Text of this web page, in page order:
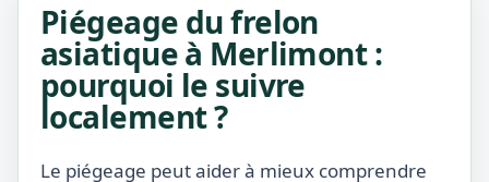
Piégeage du frelon
asiatique à Merlimont :
pourquoi le suivre
localement ?
Le piégeage peut aider à mieux comprendre